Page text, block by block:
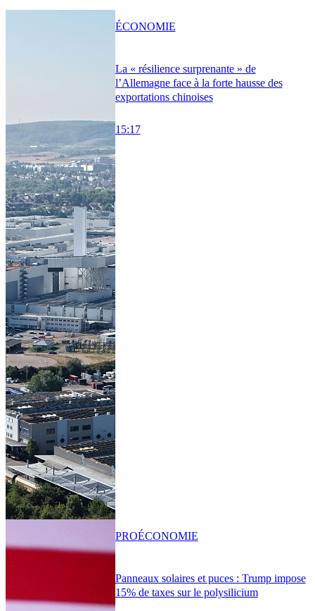
La « résilience surprenante » de
l’Allemagne face à la forte hausse des
exportations chinoises
15:17
ÉCONOMIE
Panneaux solaires et puces : Trump impose
15% de taxes sur le polysilicium
PROÉCONOMIE